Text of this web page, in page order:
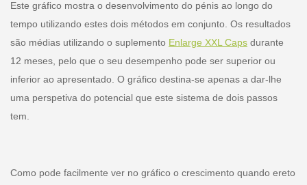
Este gráfico mostra o desenvolvimento do pénis ao longo do
tempo utilizando estes dois métodos em conjunto. Os resultados
são médias utilizando o suplemento Enlarge XXL Capsdurante
12 meses, pelo que o seu desempenho pode ser superior ou
inferior ao apresentado. O gráfico destina-se apenas a dar-lhe
uma perspetiva do potencial que este sistema de dois passos
tem.
Como pode facilmente ver no gráfico o crescimento quando ereto